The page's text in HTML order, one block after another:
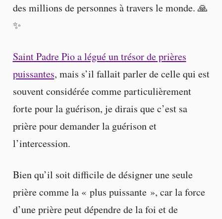
des millions de personnes à travers le monde. 🙏
✨
Saint Padre Pio a légué un trésor de prières
puissantes, mais s’il fallait parler de celle qui est
souvent considérée comme particulièrement
forte pour la guérison, je dirais que c’est sa
prière pour demander la guérison et
l’intercession.
Bien qu’il soit difficile de désigner une seule
prière comme la « plus puissante », car la force
d’une prière peut dépendre de la foi et de